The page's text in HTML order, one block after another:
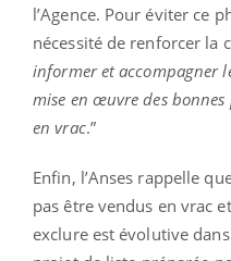
l’Agence. Pour éviter ce
nécessité de renforcer la
informer et accompagner
mise en œuvre des bonnes
en vrac.”
Enfin, l’Anses rappelle
pas être vendus en vrac
exclure est évolutive